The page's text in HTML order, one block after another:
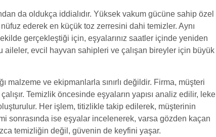
da oldukça iddialıdır. Yüksek vakum gücüne sahip özel
ederek en küçük toz zerresini dahi temizler. Aynı
gerçekleştiği için, eşyalarınız saatler içinde yeniden
aileler, evcil hayvan sahipleri ve çalışan bireyler için büyük
malzeme ve ekipmanlarla sınırlı değildir. Firma, müşteri
Temizlik öncesinde eşyaların yapısı analiz edilir, leke
Her işlem, titizlikle takip edilerek, müşterinin
sonrasında ise eşyalar incelenerek, varsa gözden kaçan
temizliğin değil, güvenin de keyfini yaşar.